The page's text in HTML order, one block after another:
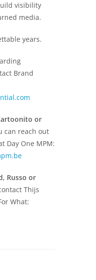
visibility
media.
years.
Brand
or
can reach out
Day One MPM:
Russo or
Thijs
What: